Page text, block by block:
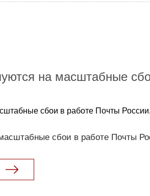
на масштабные
сбои в работе Почты России.
сбои в работе Почты